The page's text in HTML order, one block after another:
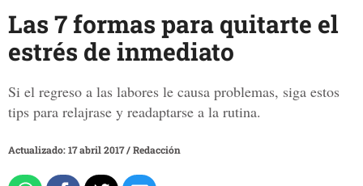
Las 7 formas para quitarte el
estrés de inmediato
Si el regreso a las labores le causa problemas, siga estos
tips para relajrase y readaptarse a la rutina.
Actualizado: 17 abril 2017/Redacción